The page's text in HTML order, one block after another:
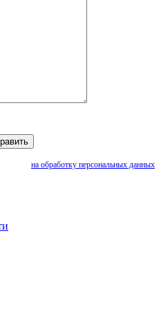
на обработку персональных данных